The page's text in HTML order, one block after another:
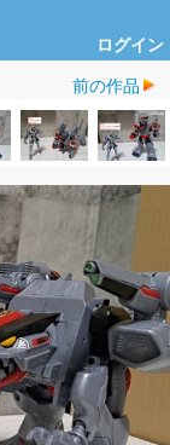
ログイン
前の作品